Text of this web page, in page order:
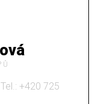
+420 725